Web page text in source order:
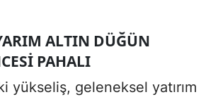
ALTIN DÜĞÜN
PAHALI
yükseliş, geleneksel yatırım